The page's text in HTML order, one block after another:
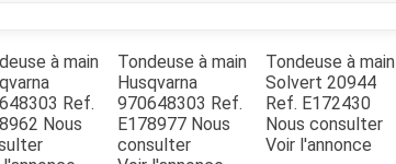
à main
Ref.
Nous
Tondeuse à main
Husqvarna
970648303 Ref.
E178977 Nous
consulter
Tondeuse à main
Solvert 20944
Ref. E172430
Nous consulter
Voir l'annonce